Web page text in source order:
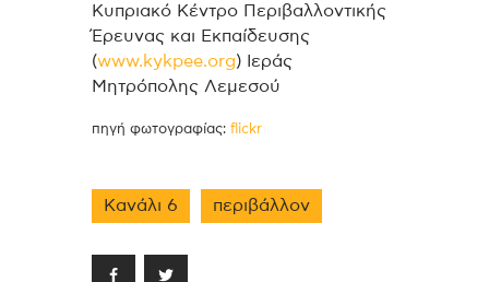
Κυπριακό Κέντρο Περιβαλλοντικής
Έρευνας και Εκπαίδευσης
(www.kykpee.org)
Ιεράς
Μητρόπολης Λεμεσού
πηγή φωτογραφίας: flickr
Κανάλι 6 περιβάλλον